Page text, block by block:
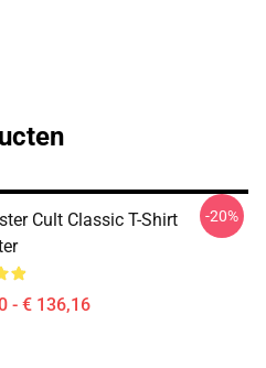
Cult Classic T-Shirt
- € 136,16
-20%